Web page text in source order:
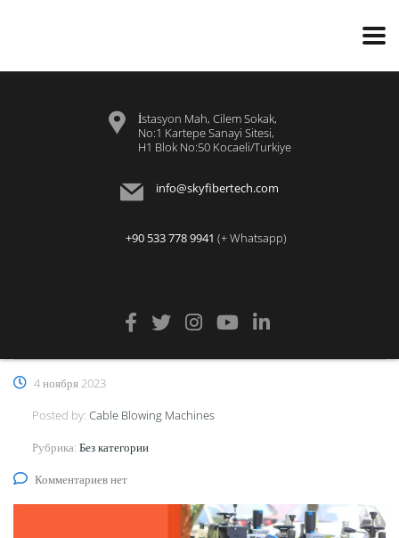
İstasyon Mah, Cilem Sokak,
No:1 Kartepe Sanayi Sitesi,
H1 Blok No:50 Kocaeli/Turkiye
info@skyfibertech.com
+90 533 778 9941 (+ Whatsapp)
4 ноября 2023
Posted by: Cable Blowing Machines
Рубрика: Без категории
Комментариев нет